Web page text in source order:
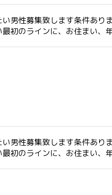
男性募集致します条件あり
初のラインに、お住まい、
男性募集致します条件あり
初のラインに、お住まい、